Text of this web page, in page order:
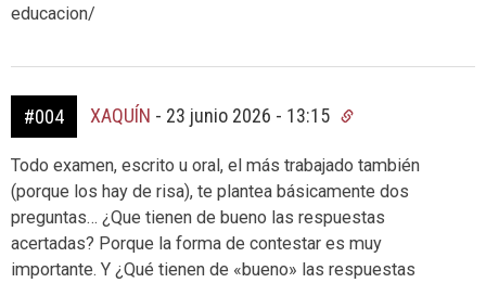
educacion/
#004 XAQUÍN - 23 junio 2026 - 13:15
Todo examen, escrito u oral, el más trabajado también
(porque los hay de risa), te plantea básicamente dos
preguntas… ¿Que tienen de bueno las respuestas
acertadas? Porque la forma de contestar es muy
importante. Y ¿Qué tienen de «bueno» las respuestas